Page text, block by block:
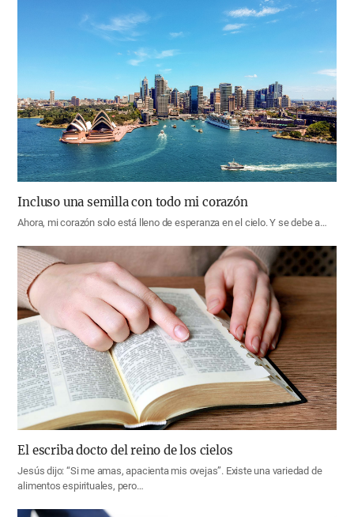
Incluso una semilla con todo mi corazón
Ahora, mi corazón solo está lleno de esperanza en el cielo. Y se debe a…
El escriba docto del reino de los cielos
Jesús dijo: “Si me amas, apacienta mis ovejas”. Existe una variedad de
alimentos espirituales, pero…